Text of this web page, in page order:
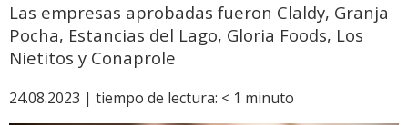
Las empresas aprobadas fueron Claldy, Granja
Pocha, Estancias del Lago, Gloria Foods, Los
Nietitos y Conaprole
24.08.2023 | tiempo de lectura: < 1 minuto